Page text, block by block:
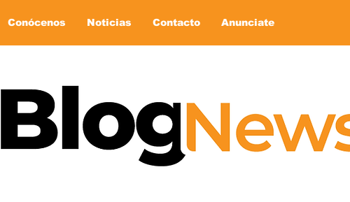
Conócenos Noticias Contacto Anunciate